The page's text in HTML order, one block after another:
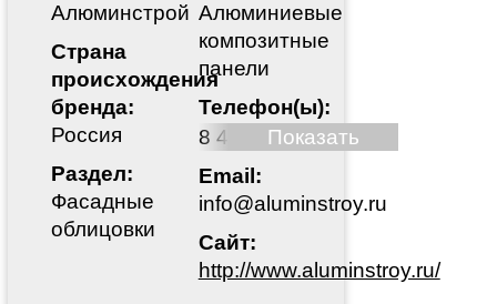
Алюминстрой
Страна
происхождения
бренда:
Россия
Раздел:
Фасадные
облицовки
Алюминиевые
композитные
панели
Телефон(ы):
8 495 212 92 21
Показать
Email:
info@aluminstroy.ru
Сайт:
http://www.aluminstroy.ru/